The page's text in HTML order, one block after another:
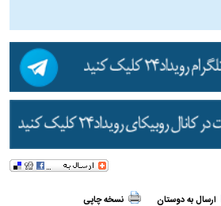
ارسال به دوستان نسخه چاپی